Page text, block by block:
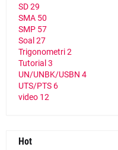
SD29
SMA 50
SMP 57
Soal 27
Trigonometri2
Tutorial 3
UN/UNBK/USBN 4
UTS/PTS 6
video 12
Hot